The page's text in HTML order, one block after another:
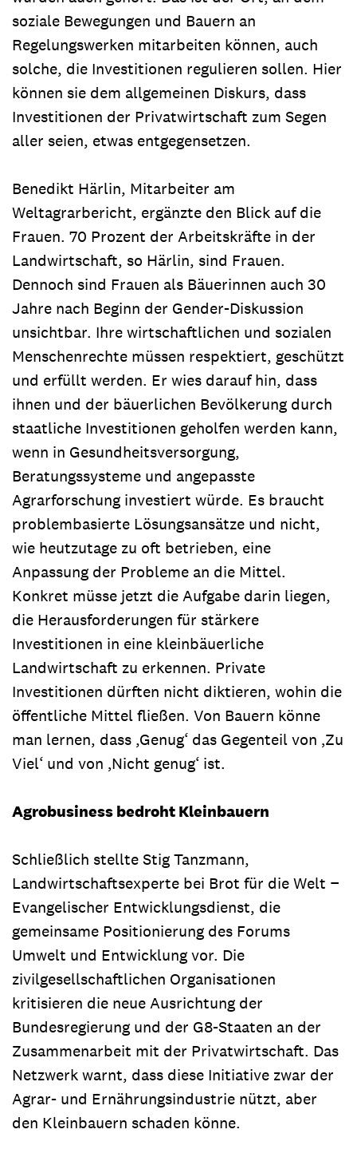
soziale Bewegungen und Bauern an
Regelungswerken mitarbeiten können, auch
solche, die Investitionen regulieren sollen. Hier
können sie dem allgemeinen Diskurs, dass
Investitionen der Privatwirtschaft zum Segen
aller seien, etwas entgegensetzen.
Benedikt Härlin, Mitarbeiter am
Weltagrarbericht, ergänzte den Blick auf die
Frauen. 70 Prozent der Arbeitskräfte in der
Landwirtschaft, so Härlin, sind Frauen.
Dennoch sind Frauen als Bäuerinnen auch 30
Jahre nach Beginn der Gender-Diskussion
unsichtbar. Ihre wirtschaftlichen und sozialen
Menschenrechte müssen respektiert, geschützt
und erfüllt werden. Er wies darauf hin, dass
ihnen und der bäuerlichen Bevölkerung durch
staatliche Investitionen geholfen werden kann,
wenn in Gesundheitsversorgung,
Beratungssysteme und angepasste
Agrarforschung investiert würde. Es braucht
problembasierte Lösungsansätze und nicht,
wie heutzutage zu oft betrieben, eine
Anpassung der Probleme an die Mittel.
Konkret müsse jetzt die Aufgabe darin liegen,
die Herausforderungen für stärkere
Investitionen in eine kleinbäuerliche
Landwirtschaft zu erkennen. Private
Investitionen dürften nicht diktieren, wohin die
öffentliche Mittel fließen. Von Bauern könne
man lernen, dass ,Genug‘ das Gegenteil von ‚Zu
Viel‘ und von ‚Nicht genug‘ ist.
Agrobusiness bedroht Kleinbauern
Schließlich stellte Stig Tanzmann,
Landwirtschaftsexperte bei Brot für die Welt −
Evangelischer Entwicklungsdienst, die
gemeinsame Positionierung des Forums
Umwelt und Entwicklung vor. Die
zivilgesellschaftlichen Organisationen
kritisieren die neue Ausrichtung der
Bundesregierung und der G8-Staaten an der
Zusammenarbeit mit der Privatwirtschaft. Das
Netzwerk warnt, dass diese Initiative zwar der
Agrar- und Ernährungsindustrie nützt, aber
den Kleinbauern schaden könne.